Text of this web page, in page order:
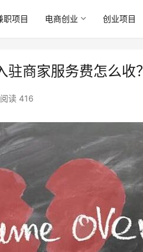
职项目 电商创业 创业项目
商家服务费怎么收？
阅读 416